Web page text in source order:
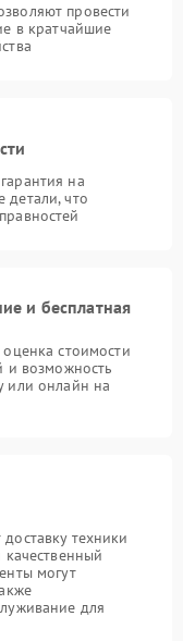
провести
в кратчайшие
на
что
и бесплатная
стоимости
и возможность
или онлайн на
техники
могут
для